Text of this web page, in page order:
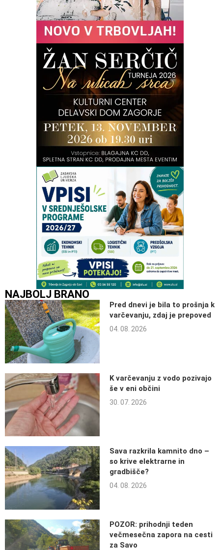
NAJBOLJ BRANO
Pred dnevi je bila to prošnja k
varčevanju, zdaj je prepoved
04. 08. 2026
K varčevanju z vodo pozivajo
še v eni občini
30. 07. 2026
Sava razkrila kamnito dno –
so krive elektrarne in
gradbišče?
04. 08. 2026
POZOR: prihodnji teden
večmesečna zapora na cesti
za Savo